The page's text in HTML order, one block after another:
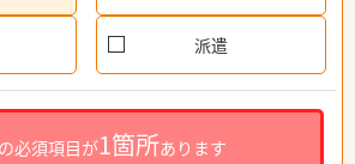
派遣
必須項目が1箇所あります